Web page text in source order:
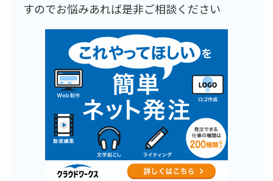
すのでお悩みあれば是非ご相談ください